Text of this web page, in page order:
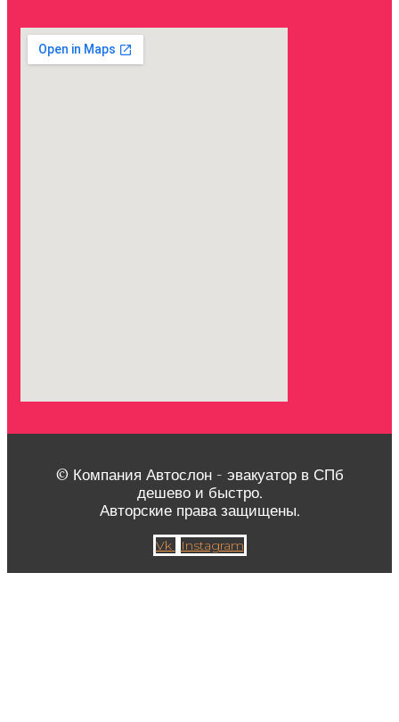
© Компания Автослон - эвакуатор в СПб
дешево и быстро.
Авторские права защищены.
Vk Instagram